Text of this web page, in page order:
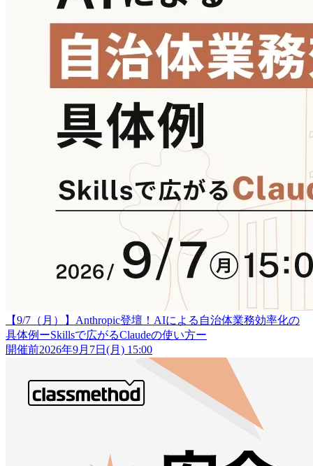
【9/7（月）】Anthropic登壇！AIによる自治体業務効率化の
具体例ーSkillsで広がるClaudeの使い方ー
開催前2026年9月7日(月) 15:00